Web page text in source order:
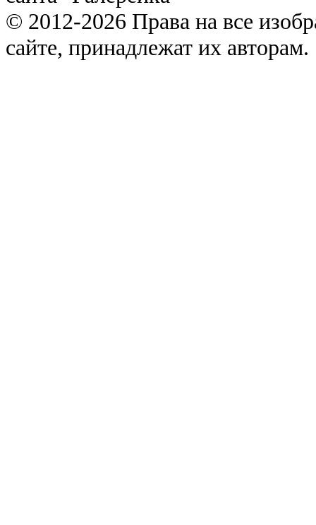
© 2012-2026 Права на все
сайте, принадлежат их авторам.